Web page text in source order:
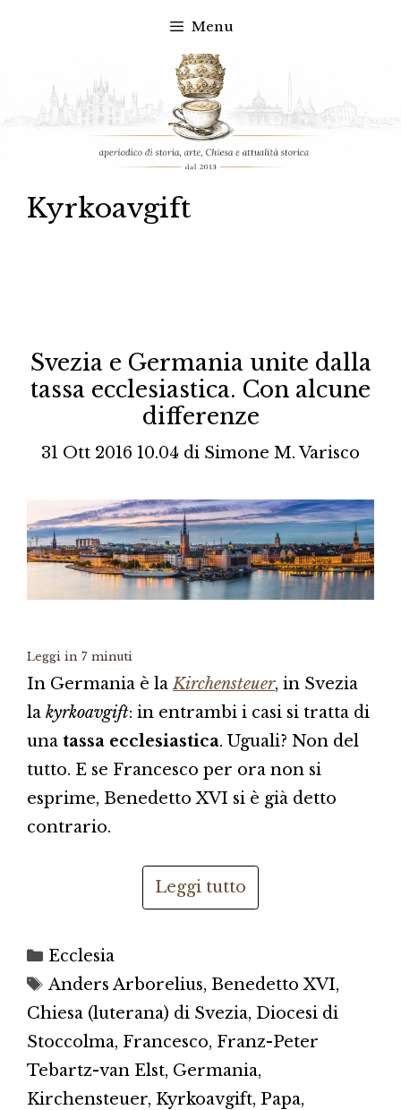
contenuto
Menu
Kyrkoavgift
Svezia e Germania unite dalla
tassa ecclesiastica. Con alcune
differenze
31 Ott 2016 10.04 di Simone M. Varisco
Leggi in 7 minuti
In Germania è laKirchensteuer, in Svezia
la kyrkoavgift: in entrambi i casi si tratta di
una tassa ecclesiastica. Uguali? Non del
tutto. E se Francesco per ora non si
esprime, Benedetto XVI si è già detto
contrario.
Leggi tutto
Categorie
Ecclesia
Tag
Anders Arborelius, Benedetto XVI,
Chiesa (luterana) di Svezia, Diocesi di
Stoccolma, Francesco, Franz-Peter
Tebartz-van Elst, Germania,
Kirchensteuer, Kyrkoavgift, Papa,